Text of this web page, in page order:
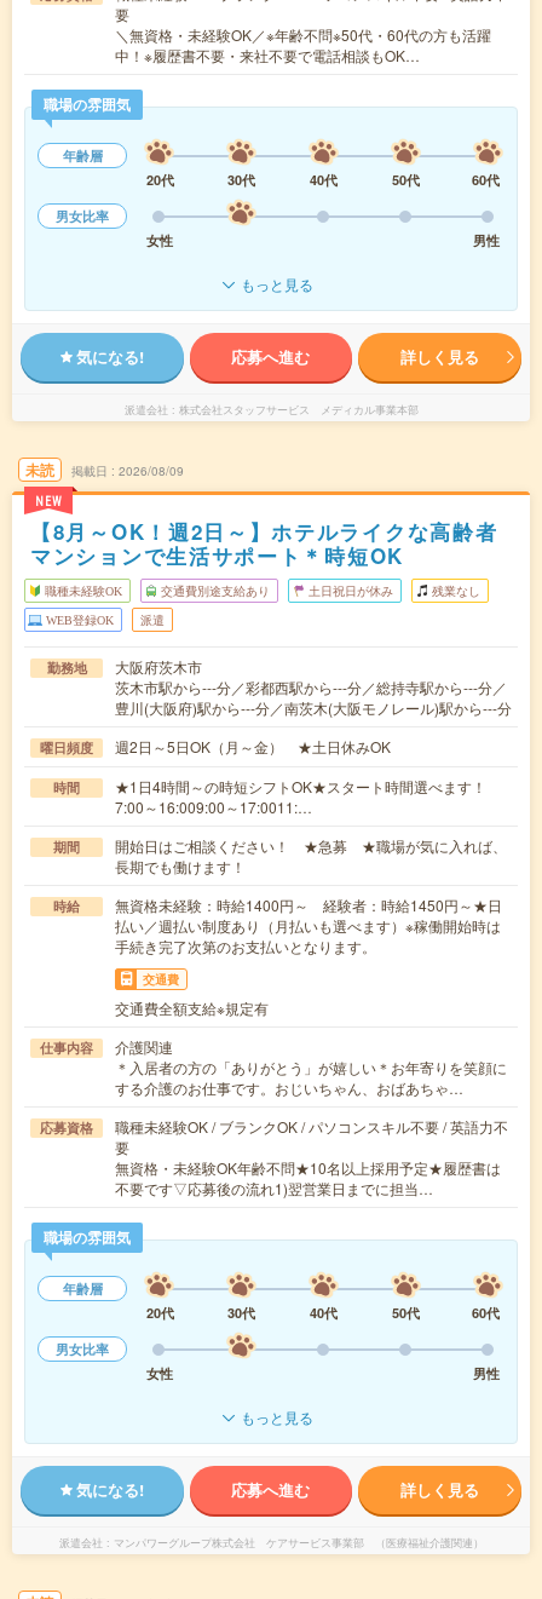
要
＼無資格・未経験OK／※年齢不問※50代・60代の方も活躍
中！※履歴書不要・来社不要で電話相談もOK…
職場の雰囲気
年齢層
20代
30代 40代 50代
60代
男女比率
女性
男性
もっと見る
気になる! 応募へ進む 詳しく見る
派遣会社 株式会社スタッフサービス メディカル事業本部
未読
NEW
掲載日 2026/08/09
【8月～OK！週2日～】ホテルライクな高齢者
マンションで生活サポート＊時短OK
職種未経験OK 交通費別途支給あり 土日祝日が休み 残業なし
WEB登録OK 派遣
勤務地
大阪府茨木市
茨木市駅から---分／彩都西駅から---分／総持寺駅から---分／
豊川(大阪府)駅から---分／南茨木(大阪モノレール)駅から---分
曜日頻度 週2日～5日OK（月～金） ★土日休みOK
時間
★1日4時間～の時短シフトOK★スタート時間選べます！
7:00～16:009:00～17:0011:…
期間
開始日はご相談ください！ ★急募 ★職場が気に入れば、
長期でも働けます！
時給
無資格未経験：時給1400円～ 経験者：時給1450円～★日
払い／週払い制度あり（月払いも選べます）※稼働開始時は
手続き完了次第のお支払いとなります。
交通費
交通費全額支給※規定有
仕事内容
介護関連
＊入居者の方の「ありがとう」が嬉しい＊お年寄りを笑顔に
する介護のお仕事です。おじいちゃん、おばあちゃ…
応募資格
職種未経験OK / ブランクOK / パソコンスキル不要 / 英語力不
要
無資格・未経験OK年齢不問★10名以上採用予定★履歴書は
不要です▽応募後の流れ1)翌営業日までに担当…
職場の雰囲気
年齢層
20代
30代 40代 50代
60代
男女比率
女性
男性
もっと見る
気になる! 応募へ進む 詳しく見る
派遣会社 マンパワーグループ株式会社 ケアサービス事業部 （医療福祉介護関連）